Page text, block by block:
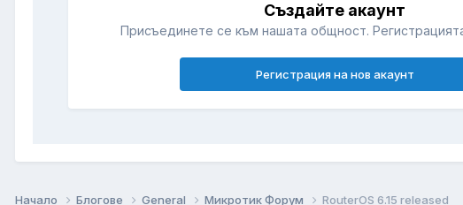
Създайте акаунт
Присъединете се към нашата общност.
Регистрация на нов акаунт
Начало Блогове General Микротик Форум RouterOS 6.15 released